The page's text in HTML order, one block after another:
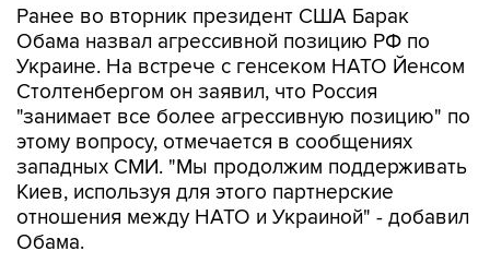
Ранее во вторник президент США Барак
Обама назвал агрессивной позицию РФ по
Украине. На встрече с генсеком НАТО Йенсом
Столтенбергом он заявил, что Россия
"занимает все более агрессивную позицию" по
этому вопросу, отмечается в сообщениях
западных СМИ. "Мы продолжим поддерживать
Киев, используя для этого партнерские
отношения между НАТО и Украиной" - добавил
Обама.